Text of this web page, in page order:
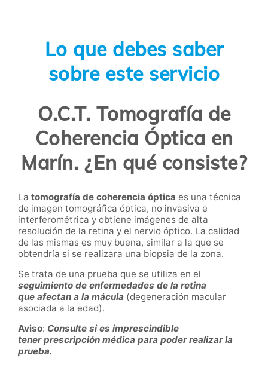
Lo que debes saber
sobre este servicio
O.C.T. Tomografía de
Coherencia Óptica en
Marín. ¿En qué consiste?
La tomografía de coherencia óptica es una técnica
de imagen tomográfica óptica, no invasiva e
interferométrica y obtiene imágenes de alta
resolución de la retina y el nervio óptico. La calidad
de las mismas es muy buena, similar a la que se
obtendría si se realizara una biopsia de la zona.
Se trata de una prueba que se utiliza en el
seguimiento de enfermedades de la retina
que afectan a la mácula (degeneración macular
asociada a la edad).
Aviso: Consulte si es imprescindible
tener prescripción médica para poder realizar la
prueba.